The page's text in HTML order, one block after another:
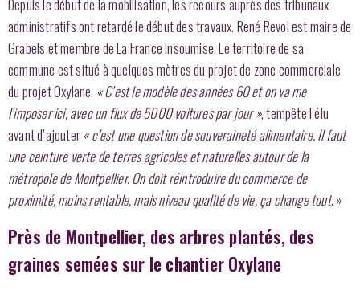
Depuis le début de la mobilisation, les recours auprès des tribunaux
administratifs ont retardé le début des travaux. René Revol est maire de
Grabels et membre de La France Insoumise. Le territoire de sa
commune est situé à quelques mètres du projet de zone commerciale
du projet Oxylane. « C’est le modèle des années 60 et on va me
l’imposer ici, avec un flux de 5000 voitures par jour », tempête l’élu
avant d’ajouter « c’est une question de souveraineté alimentaire.Il faut
une ceinture verte de terres agricoles et naturelles autour de la
métropole de Montpellier. On doit réintroduire du commerce de
proximité, moins rentable, mais niveau qualité de vie, ça change tout. »
Près de Montpellier, des arbres plantés, des
graines semées sur le chantier Oxylane